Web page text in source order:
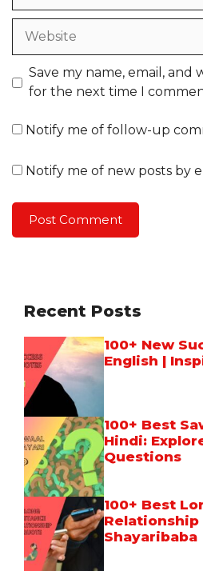
Website
Save my name, email, and
for the next time I
Notify me of follow-up
Notify me of new posts by
Recent Posts
100+ New
English |
100+ Best
Hindi:
Questions
100+ Best
Relationship
Shayaribaba